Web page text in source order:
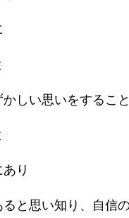
しい思いをすること
り
と思い知り、自信